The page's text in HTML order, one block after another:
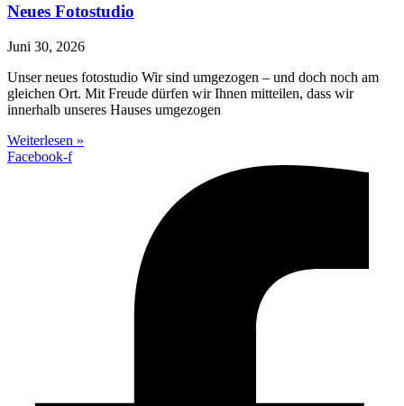
Neues Fotostudio
Juni 30, 2026
Unser neues fotostudio Wir sind umgezogen – und doch noch am
gleichen Ort. Mit Freude dürfen wir Ihnen mitteilen, dass wir
innerhalb unseres Hauses umgezogen
Weiterlesen »
Facebook-f